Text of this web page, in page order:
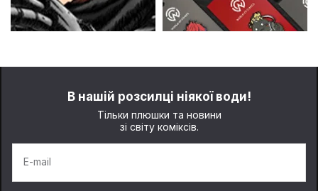
В нашій розсилці ніякої води!
Тільки плюшки та новини
зі світу коміксів.
E-mail